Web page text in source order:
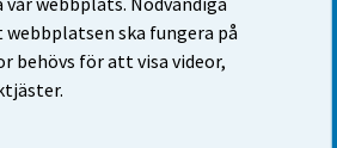
ska fungera på
behövs för att visa videor,